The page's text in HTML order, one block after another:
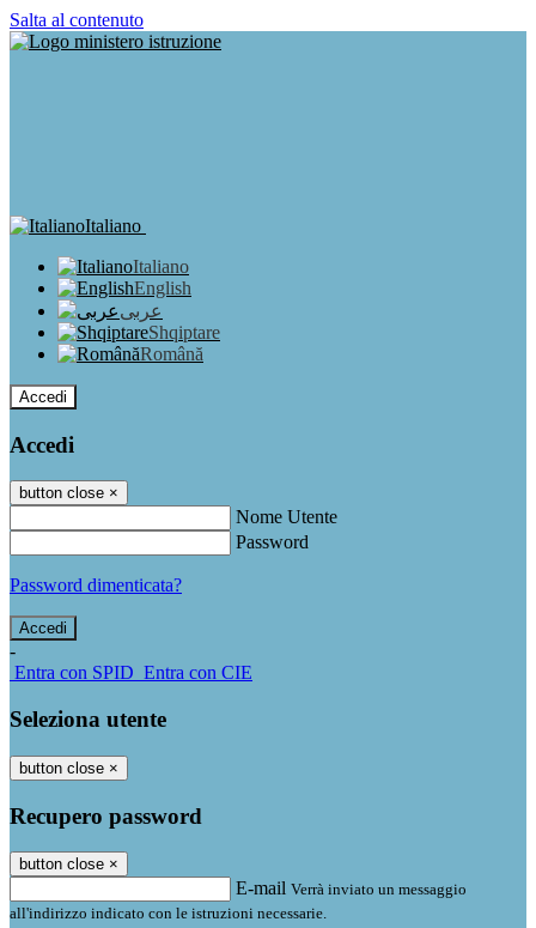
Salta al contenuto
Italiano
Italiano
English
عربى
Shqiptare
Română
Accedi
Accedi
button close ×
Nome Utente
Password
Password dimenticata?
-
Entra con SPID Entra con CIE
Seleziona utente
button close ×
Recupero password
button close ×
E-mail Verrà inviato un messaggio
all'indirizzo indicato con le istruzioni necessarie.